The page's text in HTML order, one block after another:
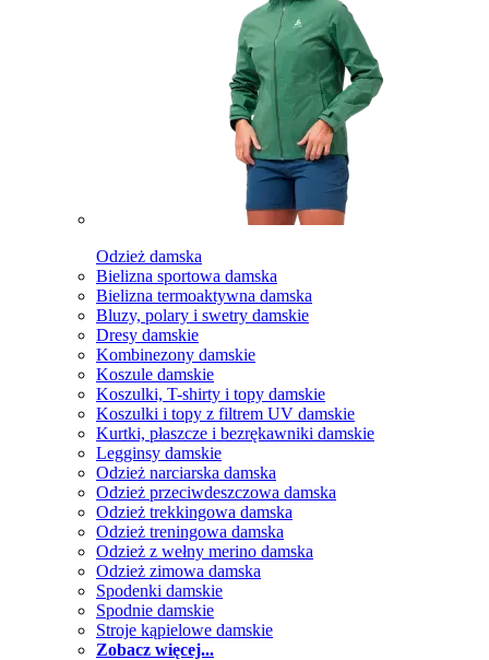
Odzież damska
Bielizna sportowa damska
Bielizna termoaktywna damska
Bluzy, polary i swetry damskie
Dresy damskie
Kombinezony damskie
Koszule damskie
Koszulki, T-shirty i topy damskie
Koszulki i topy z filtrem UV damskie
Kurtki, płaszcze i bezrękawniki damskie
Legginsy damskie
Odzież narciarska damska
Odzież przeciwdeszczowa damska
Odzież trekkingowa damska
Odzież treningowa damska
Odzież z wełny merino damska
Odzież zimowa damska
Spodenki damskie
Spodnie damskie
Stroje kąpielowe damskie
Zobacz więcej...